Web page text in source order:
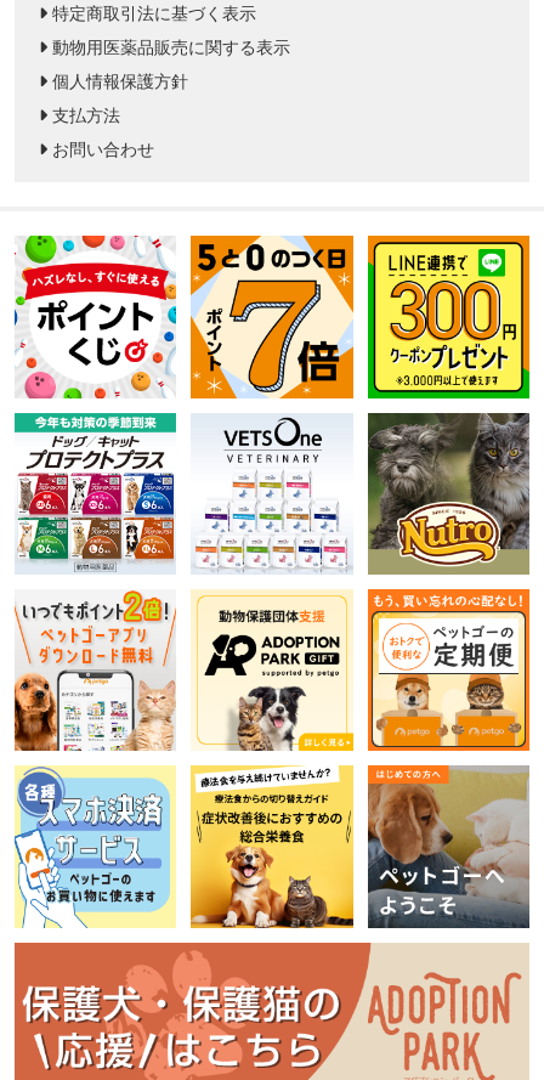
特定商取引法に基づく表示
動物用医薬品販売に関する表示
個人情報保護方針
支払方法
お問い合わせ